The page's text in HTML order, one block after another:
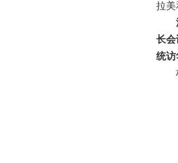
拉美
长会
统访